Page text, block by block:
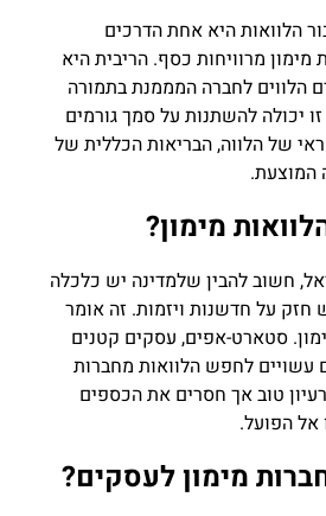
הלוואות היא אחת הדרכים
מרוויחות כסף. הריבית היא
לחברה המממנת בתמורה
יכולה להשתנות על סמך גורמים
של הלווה, הבריאות הכללית של
המוצעת.
מימון?
חשוב להבין שלמדינה יש כלכלה
חזק על חדשנות ויזמות. זה אומר
סטארט-אפים, עסקים קטנים
עשויים לחפש הלוואות מחברות
טוב אך חסרים את הכספים
אל הפועל.
מימון לעסקים?